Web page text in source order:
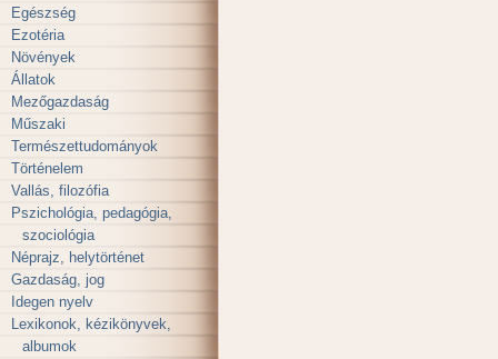
Egészség
Ezotéria
Növények
Állatok
Mezőgazdaság
Műszaki
Természettudományok
Történelem
Vallás, filozófia
Pszichológia, pedagógia,
szociológia
Néprajz, helytörténet
Gazdaság, jog
Idegen nyelv
Lexikonok, kézikönyvek,
albumok